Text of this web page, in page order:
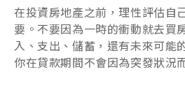
在投資房地產之前，理性評估自
要。不要因為一時的衝動就去買
入、支出、儲蓄，還有未來可能
你在貸款期間不會因為突發狀況